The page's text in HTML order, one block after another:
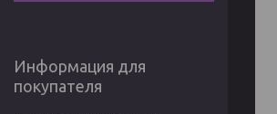
Информация для
покупателя